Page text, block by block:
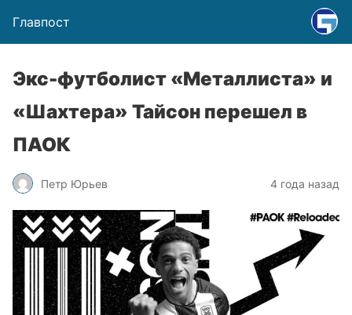
Главпост
Экс-футболист «Металлиста» и
«Шахтера» Тайсон перешел в
ПАОК
Петр Юрьев 4 года назад